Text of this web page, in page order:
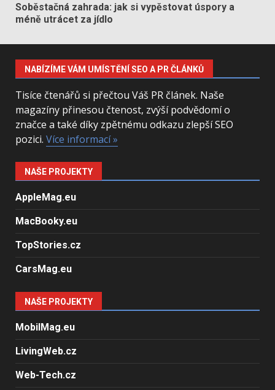
Soběstačná zahrada: jak si vypěstovat úspory a
méně utrácet za jídlo
NABÍZÍME VÁM UMÍSTĚNÍ SEO A PR ČLÁNKŮ
Tisíce čtenářů si přečtou Váš PR článek. Naše
magazíny přinesou čtenost, zvýší podvědomí o
značce a také díky zpětnému odkazu zlepší SEO
pozici. Více informací »
NAŠE PROJEKTY
AppleMag.eu
MacBooky.eu
TopStories.cz
CarsMag.eu
NAŠE PROJEKTY
MobilMag.eu
LivingWeb.cz
Web-Tech.cz